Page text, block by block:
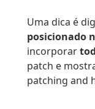
Uma dica é
posicionado
incorporar
patch e
patching and